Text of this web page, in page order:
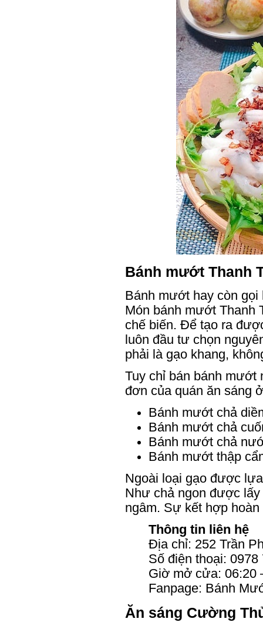
Bánh mướt Thanh
Bánh mướt hay còn
Món bánh mướt Thanh
chế biến. Để tạo ra
luôn đầu tư chọn
phải là gạo khang,
Tuy chỉ bán bánh mướt
đơn của quán ăn sáng
Bánh mướt chả
Bánh mướt chả
Bánh mướt chả
Bánh mướt thập
Ngoài loại gạo được
Như chả ngon được
ngâm. Sự kết hợp
Thông tin liên hệ
Địa chỉ: 252 Trần
Số điện thoại: 0978
Giờ mở cửa: 06:20
Fanpage: Bánh
Ăn sáng Cường